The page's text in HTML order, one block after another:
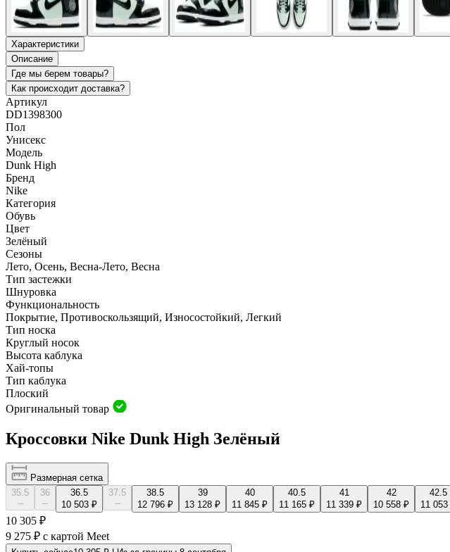
Характеристики
Описание
Где мы берем товары?
Как происходит доставка?
Артикул
DD1398300
Пол
Унисекс
Модель
Dunk High
Бренд
Nike
Категория
Обувь
Цвет
Зелёный
Сезоны
Лето, Осень, Весна-Лето, Весна
Тип застежки
Шнуровка
Функциональность
Покрытие, Противоскользящий, Износостойкий, Легкий
Тип носка
Круглый носок
Высота каблука
Хай-топы
Тип каблука
Плоский
Оригинальный товар
Кроссовки Nike Dunk High Зелёный
Размерная сетка
35.5
--
36
--
36.5
10 503 ₽
37.5
--
38.5
12 796 ₽
39
13 128 ₽
40
11 845 ₽
40.5
11 165 ₽
41
11 339 ₽
42
10 558 ₽
42.5
11
10 305 ₽
9 275 ₽ с картой Meet